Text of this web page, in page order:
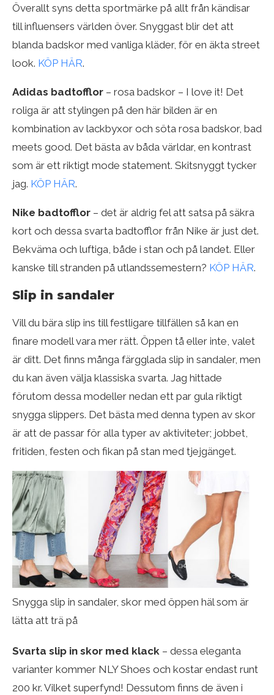
Överallt syns detta sportmärke på allt från kändisar
till influensers världen över. Snyggast blir det att
blanda badskor med vanliga kläder, för en äkta street
look. KÖP HÄR.
Adidas badtofflor – rosa badskor – I love it! Det
roliga är att stylingen på den här bilden är en
kombination av lackbyxor och söta rosa badskor, bad
meets good. Det bästa av båda världar, en kontrast
som är ett riktigt mode statement. Skitsnyggt tycker
jag. KÖP HÄR.
Nike badtofflor – det är aldrig fel att satsa på säkra
kort och dessa svarta badtofflor från Nike är just det.
Bekväma och luftiga, både i stan och på landet. Eller
kanske till stranden på utlandssemestern? KÖP HÄR.
Slip in sandaler
Vill du bära slip ins till festligare tillfällen så kan en
finare modell vara mer rätt. Öppen tå eller inte, valet
är ditt. Det finns många färgglada slip in sandaler, men
du kan även välja klassiska svarta. Jag hittade
förutom dessa modeller nedan ett par gula riktigt
snygga slippers. Det bästa med denna typen av skor
är att de passar för alla typer av aktiviteter; jobbet,
fritiden, festen och fikan på stan med tjejgänget.
Snygga slip in sandaler, skor med öppen häl som är
lätta att trä på
Svarta slip in skor med klack – dessa eleganta
varianter kommer NLY Shoes och kostar endast runt
200 kr. Vilket superfynd! Dessutom finns de även i